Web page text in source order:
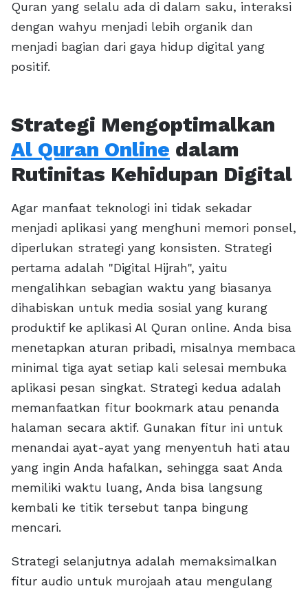
Quran yang selalu ada di dalam saku, interaksi
dengan wahyu menjadi lebih organik dan
menjadi bagian dari gaya hidup digital yang
positif.
Strategi Mengoptimalkan
Al Quran Online dalam
Rutinitas Kehidupan Digital
Agar manfaat teknologi ini tidak sekadar
menjadi aplikasi yang menghuni memori ponsel,
diperlukan strategi yang konsisten. Strategi
pertama adalah "Digital Hijrah", yaitu
mengalihkan sebagian waktu yang biasanya
dihabiskan untuk media sosial yang kurang
produktif ke aplikasi Al Quran online. Anda bisa
menetapkan aturan pribadi, misalnya membaca
minimal tiga ayat setiap kali selesai membuka
aplikasi pesan singkat. Strategi kedua adalah
memanfaatkan fitur bookmark atau penanda
halaman secara aktif. Gunakan fitur ini untuk
menandai ayat-ayat yang menyentuh hati atau
yang ingin Anda hafalkan, sehingga saat Anda
memiliki waktu luang, Anda bisa langsung
kembali ke titik tersebut tanpa bingung
mencari.
Strategi selanjutnya adalah memaksimalkan
fitur audio untuk murojaah atau mengulang